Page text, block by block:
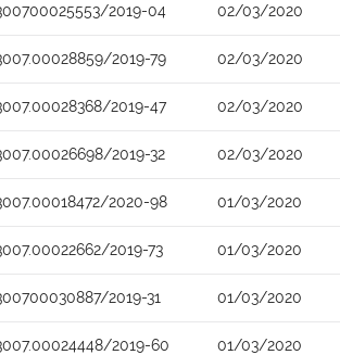
2019-04 02/03/2020
2019-79 02/03/2020
2019-47 02/03/2020
2019-32 02/03/2020
2020-98 01/03/2020
2019-73 01/03/2020
2019-31 01/03/2020
2019-60 01/03/2020